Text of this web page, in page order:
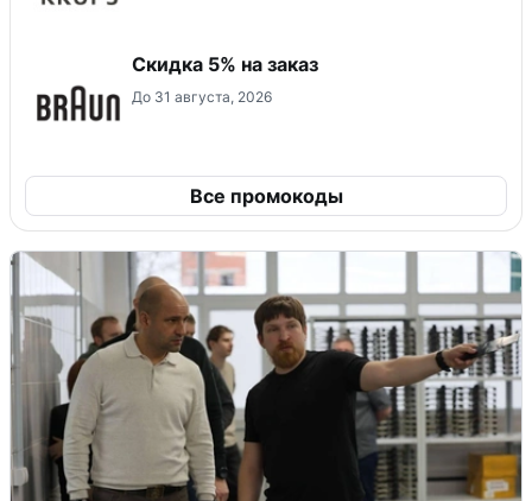
​Скидка 5% на заказ
До 31 августа, 2026
Все промокоды